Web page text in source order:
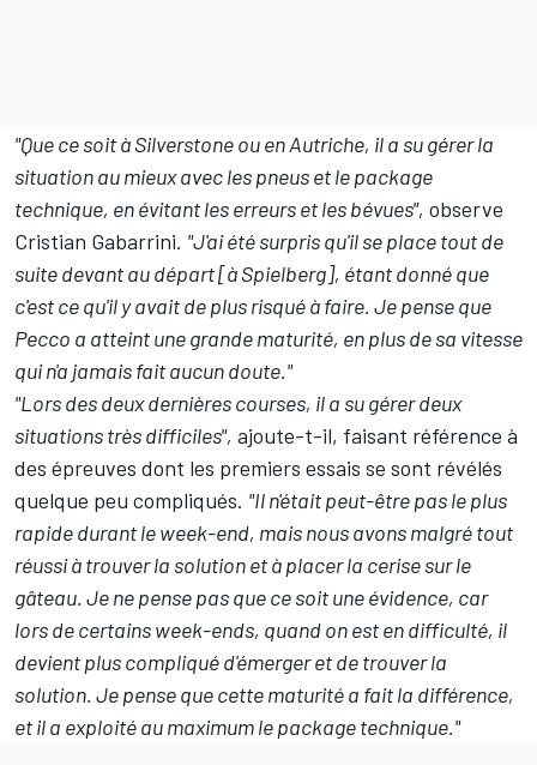
"Que ce soit à Silverstone ou en Autriche, il a su gérer la
situation au mieux avec les pneus et le package
technique, en évitant les erreurs et les bévues", observe
Cristian Gabarrini. "J'ai été surpris qu'il se place tout de
suite devant au départ [à Spielberg], étant donné que
c'est ce qu'il y avait de plus risqué à faire. Je pense que
Pecco a atteint une grande maturité, en plus de sa vitesse
qui n'a jamais fait aucun doute."
"Lors des deux dernières courses, il a su gérer deux
situations très difficiles", ajoute-t-il, faisant référence à
des épreuves dont les premiers essais se sont révélés
quelque peu compliqués. "Il n'était peut-être pas le plus
rapide durant le week-end, mais nous avons malgré tout
réussi à trouver la solution et à placer la cerise sur le
gâteau. Je ne pense pas que ce soit une évidence, car
lors de certains week-ends, quand on est en difficulté, il
devient plus compliqué d'émerger et de trouver la
solution. Je pense que cette maturité a fait la différence,
et il a exploité au maximum le package technique."